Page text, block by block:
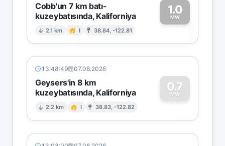
Cobb'un 7 km batı-
kuzeybatısında, Kaliforniya
2.1 km I 38.84, -122.81
1.0
MW1
13:48:49 07.08.2026
Geysers'in 8 km
kuzeybatısında, Kaliforniya
2.2 km I 38.83, -122.82
0.7
MW
0